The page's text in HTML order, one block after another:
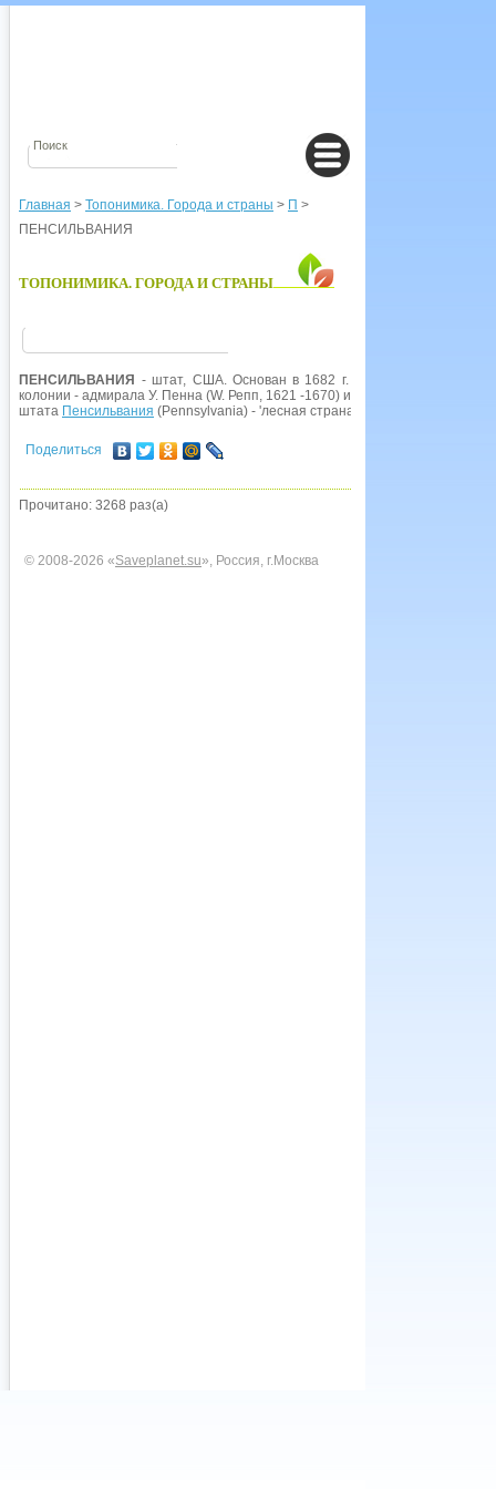
Главная > Топонимика. Города и страны > П >
ПЕНСИЛЬВАНИЯ
ТОПОНИМИКА. ГОРОДА И СТРАНЫ
ПЕНСИЛЬВАНИЯ
- штат, США. Основан в 1682 г. Название
колонии - адмирала У. Пенна (W. Репп, 1621 -1670) и сильвания - 'лесная
штата Пенсильвания (Pennsylvania) - 'лесная страна Пенна'.
Поделиться
Прочитано: 3268 раз(а)
© 2008-2026 «Saveplanet.su», Россия, г.Москва